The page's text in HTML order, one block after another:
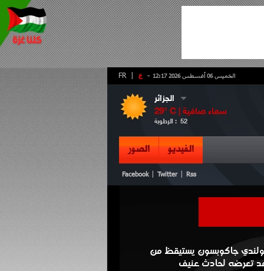
- ع FR الخميس 06 أغسطس 2026 12:17
الجزائر
29° C | سماء صافية
الرطوبة : 52
الفيديو الصور
Facebook Twitter Rss
جاكوبسون يستيقظ من
تعرضه لحادث عنيف